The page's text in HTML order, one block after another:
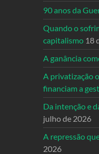
90 anos da
Quando o
capitalismo 18
A ganância
A privatização
financiam a
Da intenção e
julho de 2026
A repressão
2026